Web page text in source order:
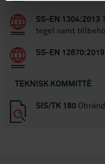
SS-EN 1304:2013
tegel samt
SS-EN 12670:2019
TEKNISK KOMMITTÉ
SIS/TK 180